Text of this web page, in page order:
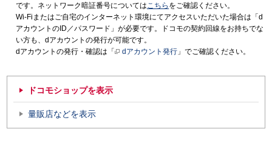
です。ネットワーク暗証番号についてはこちら をご確認ください。
Wi-Fiまたはご自宅のインターネット環境にてアクセスいただいた場合は「d
アカウントのID／パスワード」が必要です。ドコモの契約回線をお持ちでな
い方も、dアカウントの発行が可能です。
dアカウントの発行・確認は「
dアカウント発行 」でご確認ください。
ドコモショップを表示
量販店などを表示